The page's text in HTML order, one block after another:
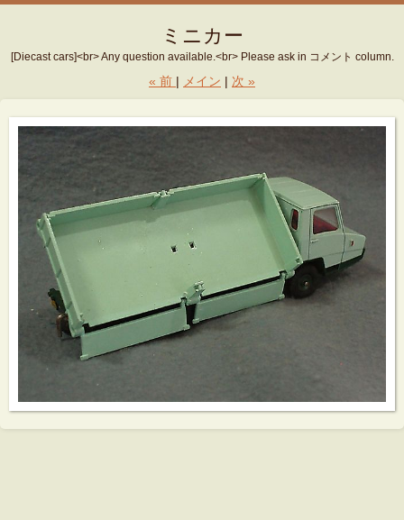
ミニカー
[Diecast cars]<br> Any question available.<br> Please ask in コメント column.
« 前 メイン 次 »